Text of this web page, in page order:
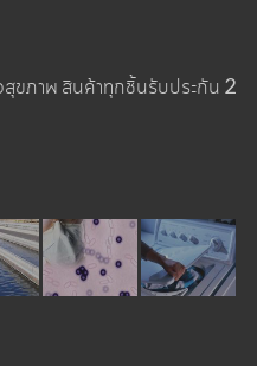
ขภาพ สินค้าทุกชิ้นรับประกัน 2